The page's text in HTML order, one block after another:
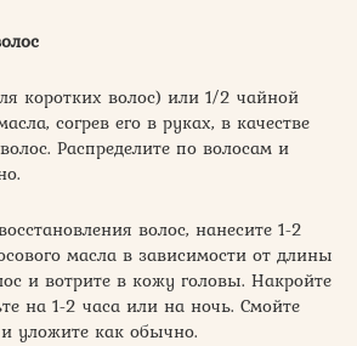
коротких волос) или 1/2 чайной
согрев его в руках, в качестве
Распределите по волосам и
волос, нанесите 1-2
масла в зависимости от длины
и вотрите в кожу головы. Накройте
на 1-2 часа или на ночь. Смойте
уложите как обычно.